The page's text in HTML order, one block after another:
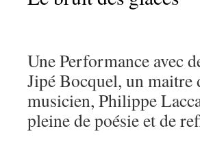
Une Performance avec
Jipé Bocquel, un
musicien, Philippe
pleine de poésie et de